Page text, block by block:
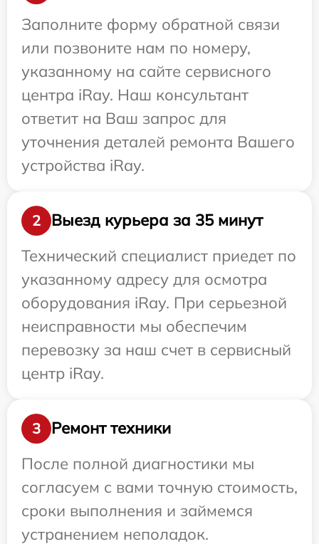
Заполните форму обратной связи
или позвоните нам по номеру,
указанному на сайте сервисного
центра iRay. Наш консультант
ответит на Ваш запрос для
уточнения деталей ремонта Вашего
устройства iRay.
2
Выезд курьера за 35 минут
Технический специалист приедет по
указанному адресу для осмотра
оборудования iRay. При серьезной
неисправности мы обеспечим
перевозку за наш счет в сервисный
центр iRay.
3
Ремонт техники
После полной диагностики мы
согласуем с вами точную стоимость,
сроки выполнения и займемся
устранением неполадок.